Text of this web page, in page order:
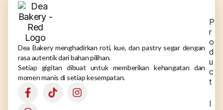
Dea Bakery menghadirkan roti, kue, dan pastry segar dengan
rasa autentik dari bahan pilihan.
Setiap gigitan dibuat untuk memberikan kehangatan dan
momen manis di setiap kesempatan.
P
r
o
d
u
c
t
I